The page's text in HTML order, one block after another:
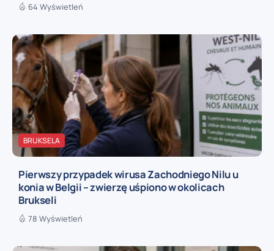
64 Wyświetleń
BRUKSELA
Pierwszy przypadek wirusa Zachodniego Nilu u
konia w Belgii – zwierzę uśpiono w okolicach
Brukseli
78 Wyświetleń